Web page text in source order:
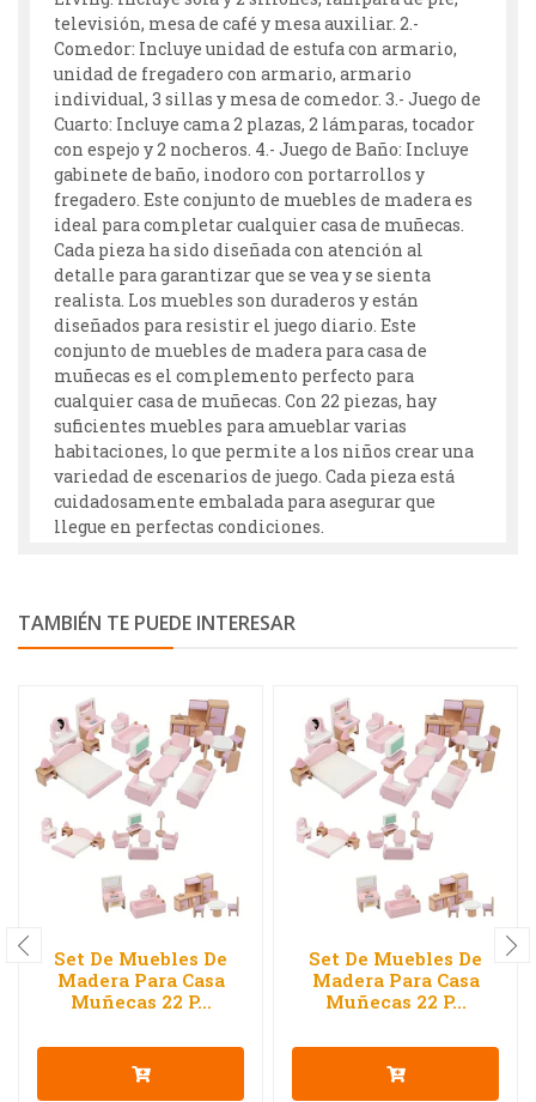
televisión, mesa de café y mesa auxiliar. 2.-
Comedor: Incluye unidad de estufa con armario,
unidad de fregadero con armario, armario
individual, 3 sillas y mesa de comedor. 3.- Juego de
Cuarto: Incluye cama 2 plazas, 2 lámparas, tocador
con espejo y 2 nocheros. 4.- Juego de Baño: Incluye
gabinete de baño, inodoro con portarrollos y
fregadero. Este conjunto de muebles de madera es
ideal para completar cualquier casa de muñecas.
Cada pieza ha sido diseñada con atención al
detalle para garantizar que se vea y se sienta
realista. Los muebles son duraderos y están
diseñados para resistir el juego diario. Este
conjunto de muebles de madera para casa de
muñecas es el complemento perfecto para
cualquier casa de muñecas. Con 22 piezas, hay
suficientes muebles para amueblar varias
habitaciones, lo que permite a los niños crear una
variedad de escenarios de juego. Cada pieza está
cuidadosamente embalada para asegurar que
llegue en perfectas condiciones.
TAMBIÉN TE PUEDE INTERESAR
Set De Muebles De
Madera Para Casa
Muñecas 22 P...
Set De Muebles De
Madera Para Casa
Muñecas 22 P...